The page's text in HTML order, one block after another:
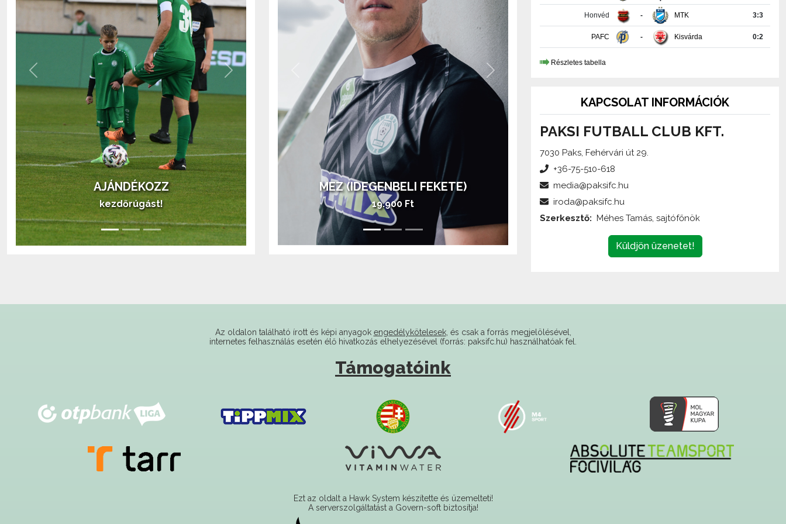
AJÁNDÉKOZZ
kezdőrúgást!
Previous Next
MEZ (HAZAI ZÖLD)
28.900 Ft
Previous Next
Honvéd - MTK 3:3
PAFC - Kisvárda 0:2
Részletes tabella
KAPCSOLAT INFORMÁCIÓK
PAKSI FUTBALL CLUB KFT.
7030 Paks, Fehérvári út 29.
+36-75-510-618
media@paksifc.hu
iroda@paksifc.hu
Szerkesztő: Méhes Tamás, sajtófőnök
Küldjön üzenetet!
Az oldalon található írott és képi anyagok engedélykötelesek, és csak a forrás megjelölésével,
internetes felhasználás esetén élő hivatkozás elhelyezésével (forrás: paksifc.hu) használhatóak fel.
Támogatóink
Ezt az oldalt a Hawk System készítette és üzemelteti!
A serverszolgáltatást a Govern-soft biztosítja!